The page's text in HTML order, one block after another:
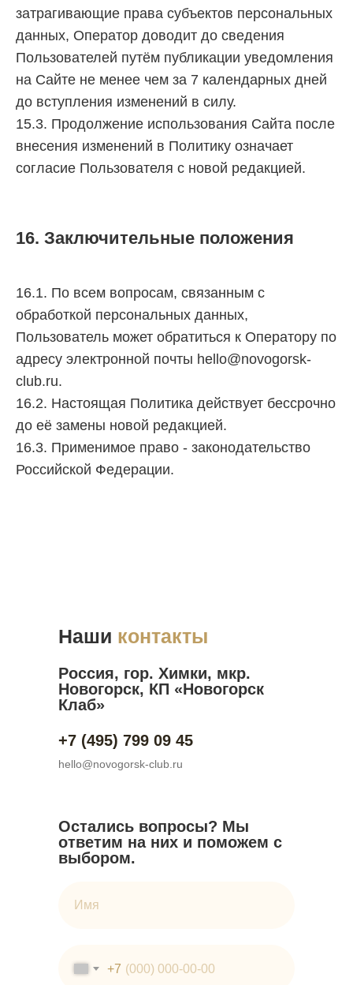
затрагивающие права субъектов персональных
данных, Оператор доводит до сведения
Пользователей путём публикации уведомления
на Сайте не менее чем за 7 календарных дней
до вступления изменений в силу.
15.3. Продолжение использования Сайта после
внесения изменений в Политику означает
согласие Пользователя с новой редакцией.
16. Заключительные положения
16.1. По всем вопросам, связанным с
обработкой персональных данных,
Пользователь может обратиться к Оператору по
адресу электронной почты hello@novogorsk-
club.ru.
16.2. Настоящая Политика действует бессрочно
до её замены новой редакцией.
16.3. Применимое право - законодательство
Российской Федерации.
Наши контакты
Россия, гор. Химки, мкр.
Новогорск, КП «Новогорск
Клаб»
+7 (495) 799 09 45
hello@novogorsk-club.ru
Остались вопросы? Мы
ответим на них и поможем с
выбором.
Имя
+7